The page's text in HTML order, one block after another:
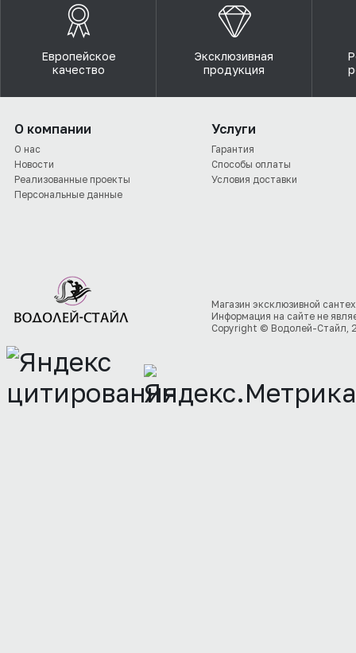
Европейское
качество
Эксклюзивная
продукция
О компании
О нас
Новости
Реализованные проекты
Персональные данные
Услуги
Гарантия
Способы оплаты
Условия доставки
Магазин эксклюзивной
Информация на сайте не
Copyright © Водолей-Стайл,